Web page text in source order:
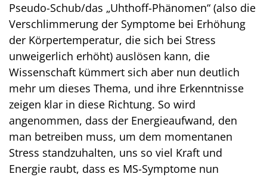
Pseudo-Schub/das „Uhthoff-Phänomen“ (also die
Verschlimmerung der Symptome bei Erhöhung
der Körpertemperatur, die sich bei Stress
unweigerlich erhöht) auslösen kann, die
Wissenschaft kümmert sich aber nun deutlich
mehr um dieses Thema, und ihre Erkenntnisse
zeigen klar in diese Richtung. So wird
angenommen, dass der Energieaufwand, den
man betreiben muss, um dem momentanen
Stress standzuhalten, uns so viel Kraft und
Energie raubt, dass es MS-Symptome nun